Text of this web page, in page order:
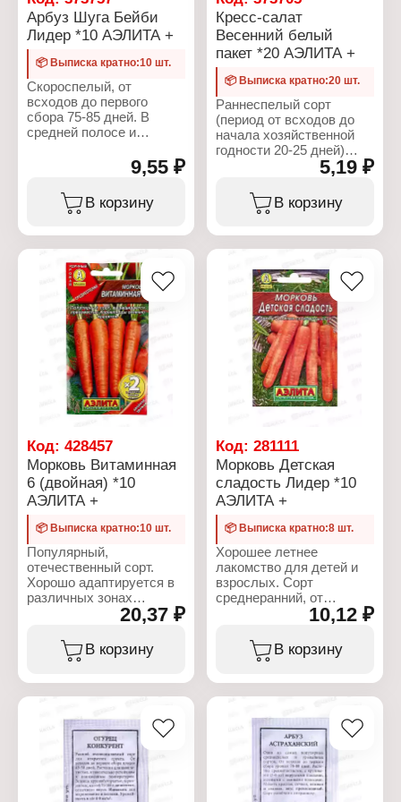
граммовка
Тип товара: Семена
Вид: Редис
Сорт: "18 дней"
Срок созревания:
скороспелый
Упаковка: Евро
Вес: 6 г
Арбуз Шуга Бейби
Лидер *10 АЭЛИТА +
📦 Выписка кратно:10 шт.
Скороспелый, от
всходов до первого
сбора 75-85 дней. В
средней полосе и
рекомендуется для
подвязкой в теплицах.
Растения средне-
массой 3-4 кг. Кора
тонкая, семечки мелкие.
Мякоть зернистая,
сладкая, ароматная.
Урожайность 7-10 кг/м2.
Характеристики:
Производитель: Аэлита
Серия: Лидер овощи
Тип товара: Семена
Вид: Арбуз
Сорт: "Шуга Бейби"
Упаковка: Евро
Вес: 1 г
9,55 ₽
В корзину
Кресс-салат
Весенний белый
пакет *20 АЭЛИТА +
📦 Выписка кратно:20 шт.
Раннеспелый сорт
(период от всходов до
начала хозяйственной
годности 20-25 дней)
отличается очень
Розетка листьев полу-
приподнятая, высотой 8-
зеленый, удлиненно-
овальный,
слабоволнистый, по
краю зубчатый.
Урожайность зеленых
листьев в открытом
грунте - 0,4-0,5 кг/кв.м.
Характеристики:
Производитель: Аэлита
Вид: Кресс-салат
Сорт: "Весенний"
Срок созревания:
раннеспелый
Упаковка: белый пакет
Вес: 1 г
5,19 ₽
В корзину
Код: 428457
Морковь Витаминная
6 (двойная) *10
АЭЛИТА +
📦 Выписка кратно:10 шт.
Популярный,
отечественный сорт.
Хорошо адаптируется в
различных зонах
повсеместно.
Среднеспелый,
Нантская, длиной 15-20
см, массой 100-170 г, с
высоким содержанием
каротина. Вкусовые
качества отличные.
Урожайность 6-8 кг/м 2 .
20,37 ₽
В корзину
Код:281111
Морковь Детская
сладость Лидер *10
АЭЛИТА +
📦 Выписка кратно:8 шт.
Хорошее летнее
лакомство для детей и
взрослых. Сорт
среднеранний, от
всходов до уборки 90
дней. Корнеплод массой
90-130 г. Сортотип
Амстердамская.
пучковую продукцию,
для свежего
потребления. Вкусовые
качества отличные.
Товарная урожайность 6-
7 кг/м2 . Морковь лучше
10,12 ₽
В корзину